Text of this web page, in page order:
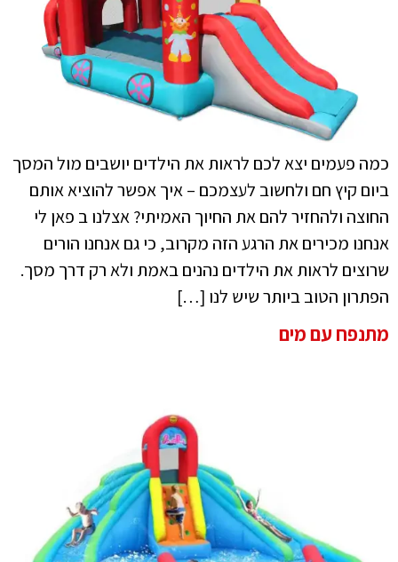
כמה פעמים יצא לכם לראות את הילדים יושבים מול המסך
ביום קיץ חם ולחשוב לעצמכם – איך אפשר להוציא אותם
החוצה ולהחזיר להם את החיוך האמיתי? אצלנו ב פאן לי
אנחנו מכירים את הרגע הזה מקרוב, כי גם אנחנו הורים
שרוצים לראות את הילדים נהנים באמת ולא רק דרך מסך.
הפתרון הטוב ביותר שיש לנו […]
מתנפח עם מים